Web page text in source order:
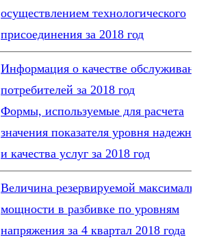
осуществлением технологического
присоединения за 2018 год
Информация о качестве
потребителей за 2018 год
Формы, используемые для расчета
значения показателя уровня
и качества услуг за 2018 год
Величина резервируемой
мощности в разбивке по уровням
напряжения за 4 квартал 2018 года